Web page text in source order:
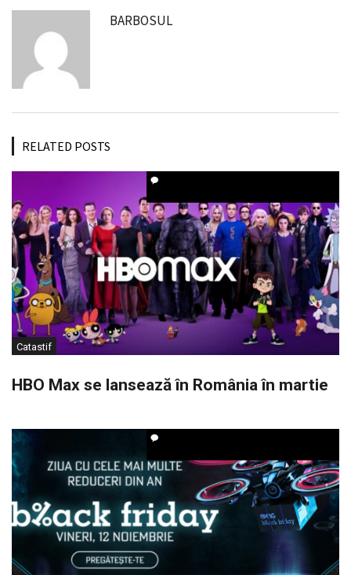
BARBOSUL
RELATED POSTS
Catastif
HBO Max se lansează în România în martie